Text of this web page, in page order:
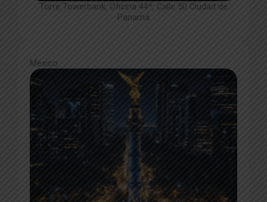
Torre Towerbank, Oficina 44ª, Calle 50 Ciudad de
Panamá
Mexico